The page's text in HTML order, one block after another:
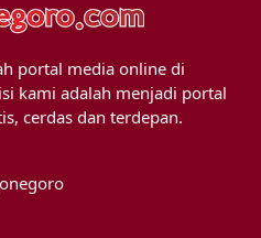
portal media online di
kami adalah menjadi portal
cerdas dan terdepan.